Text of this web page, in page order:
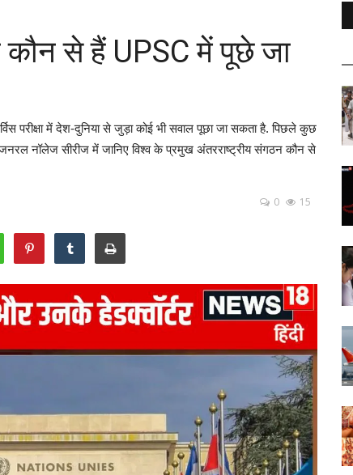
से हैं UPSC में पूछे जा
परीक्षा में देश-दुनिया से जुड़ा कोई भी सवाल पूछा जा सकता है. पिछले कुछ
नॉलेज सीरीज में जानिए विश्व के प्रमुख अंतरराष्ट्रीय संगठन कौन से
0 15